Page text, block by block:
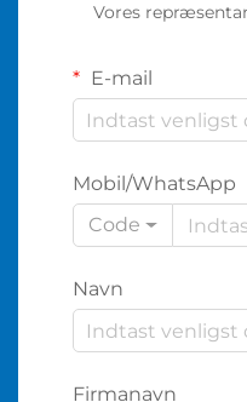
Vores
E-mail
Mobil/WhatsApp
Code
Navn
Firmanavn